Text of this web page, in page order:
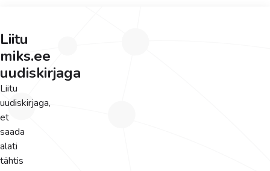
Liitu
miks.ee
uudiskirjaga
Liitu
uudiskirjaga,
et
saada
alati
tähtis